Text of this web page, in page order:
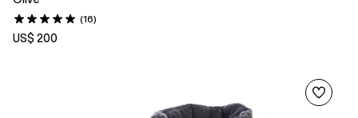
(16)
US$ 200